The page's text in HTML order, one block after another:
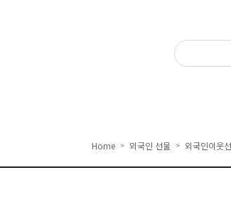
Home > 외국인 선물 > 외국인이웃